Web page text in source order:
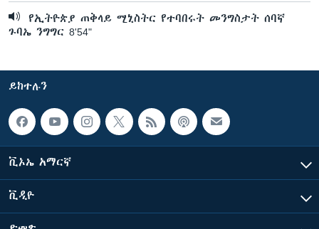
የኢትዮጵያ ጠቅላይ ሚኒስትር የተባበሩት መንግስታት ሰባኛ
ጉባኤ ንግግር 8'54"
ይከተሉን
ቪኦኤ አማርኛ
ቪዲዮ